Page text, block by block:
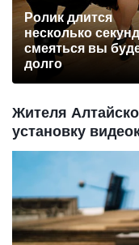
Ролик длится
несколько
смеяться вы
долго
Жителя
установку